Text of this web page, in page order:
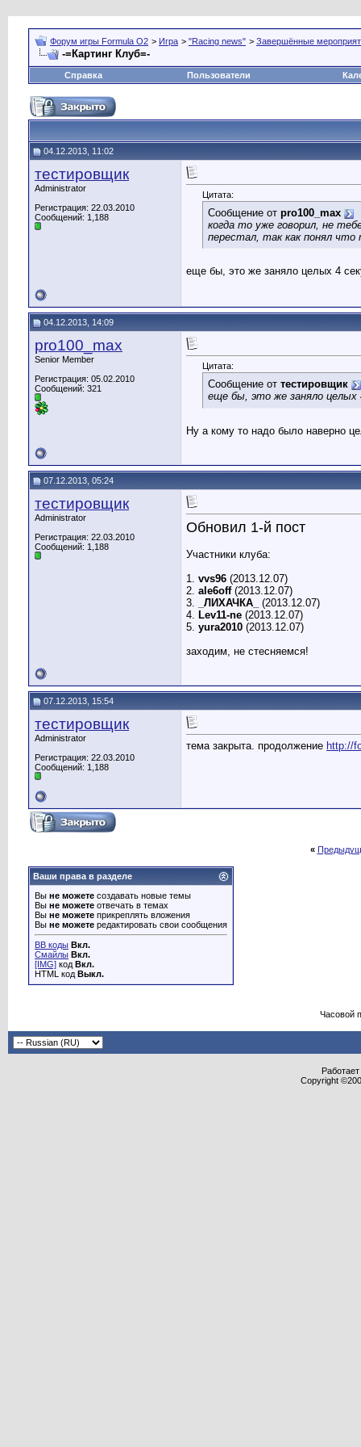
Форум игры Formula O2 > Игра > "Racing news" > Завершённые
-=Картинг Клуб=-
Справка Пользователи
04.12.2013, 11:02
тестировщик
Administrator
Регистрация: 22.03.2010
Сообщений: 1,188
Цитата:
Сообщение от pro100_max
когда то уже говорил, не
перестал, так как понял
еще бы, это же заняло целых 4
04.12.2013, 14:09
pro100_max
Senior Member
Регистрация: 05.02.2010
Сообщений: 321
Цитата:
Сообщение от тестировщик
еще бы, это же заняло целых
Ну а кому то надо было наверно
07.12.2013, 05:24
тестировщик
Administrator
Регистрация: 22.03.2010
Сообщений: 1,188
Обновил 1-й пост
Участники клуба:
1. vvs96 (2013.12.07)
2. ale6off (2013.12.07)
3.
_ЛИХАЧКА_
(2013.12.07)
4. Lev11-ne (2013.12.07)
5. yura2010 (2013.12.07)
заходим, не стесняемся!
07.12.2013, 15:54
тестировщик
Administrator
Регистрация: 22.03.2010
Сообщений: 1,188
тема закрыта. продолжение http://
«
Ваши права в разделе
Вы не можете создавать новые темы
Вы не можете отвечать в темах
Вы не можете прикреплять вложения
Вы не можете редактировать свои сообщения
BB коды Вкл.
Смайлы Вкл.
[IMG] код Вкл.
HTML код Выкл.
Часовой
Copyright